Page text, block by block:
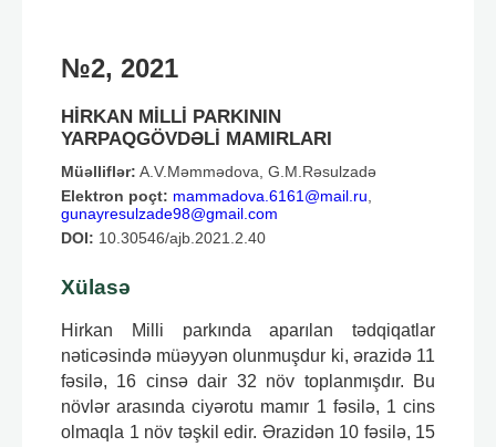
№2, 2021
HİRKAN MİLLİ PARKININ
YARPAQGÖVDƏLİ MAMIRLARI
Müəlliflər: A.V.Məmmədova, G.M.Rəsulzadə
Elektron poçt: mammadova.6161@mail.ru
gunayresulzade98@gmail.com
DOI: 10.30546/ajb.2021.2.40
Xülasə
Hirkan Milli parkında aparılan tədqiqatlar
nəticəsində müəyyən olunmuşdur ki, ərazidə 11
fəsilə, 16 cinsə dair 32 növ toplanmışdır. Bu
növlər arasında ciyərotu mamır 1 fəsilə, 1 cins
olmaqla 1 növ təşkil edir. Ərazidən 10 fəsilə, 15